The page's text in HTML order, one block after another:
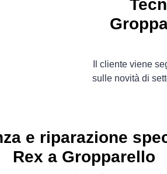
Il cliente viene
sulle novità di
e riparazione
Rex a Gropparello